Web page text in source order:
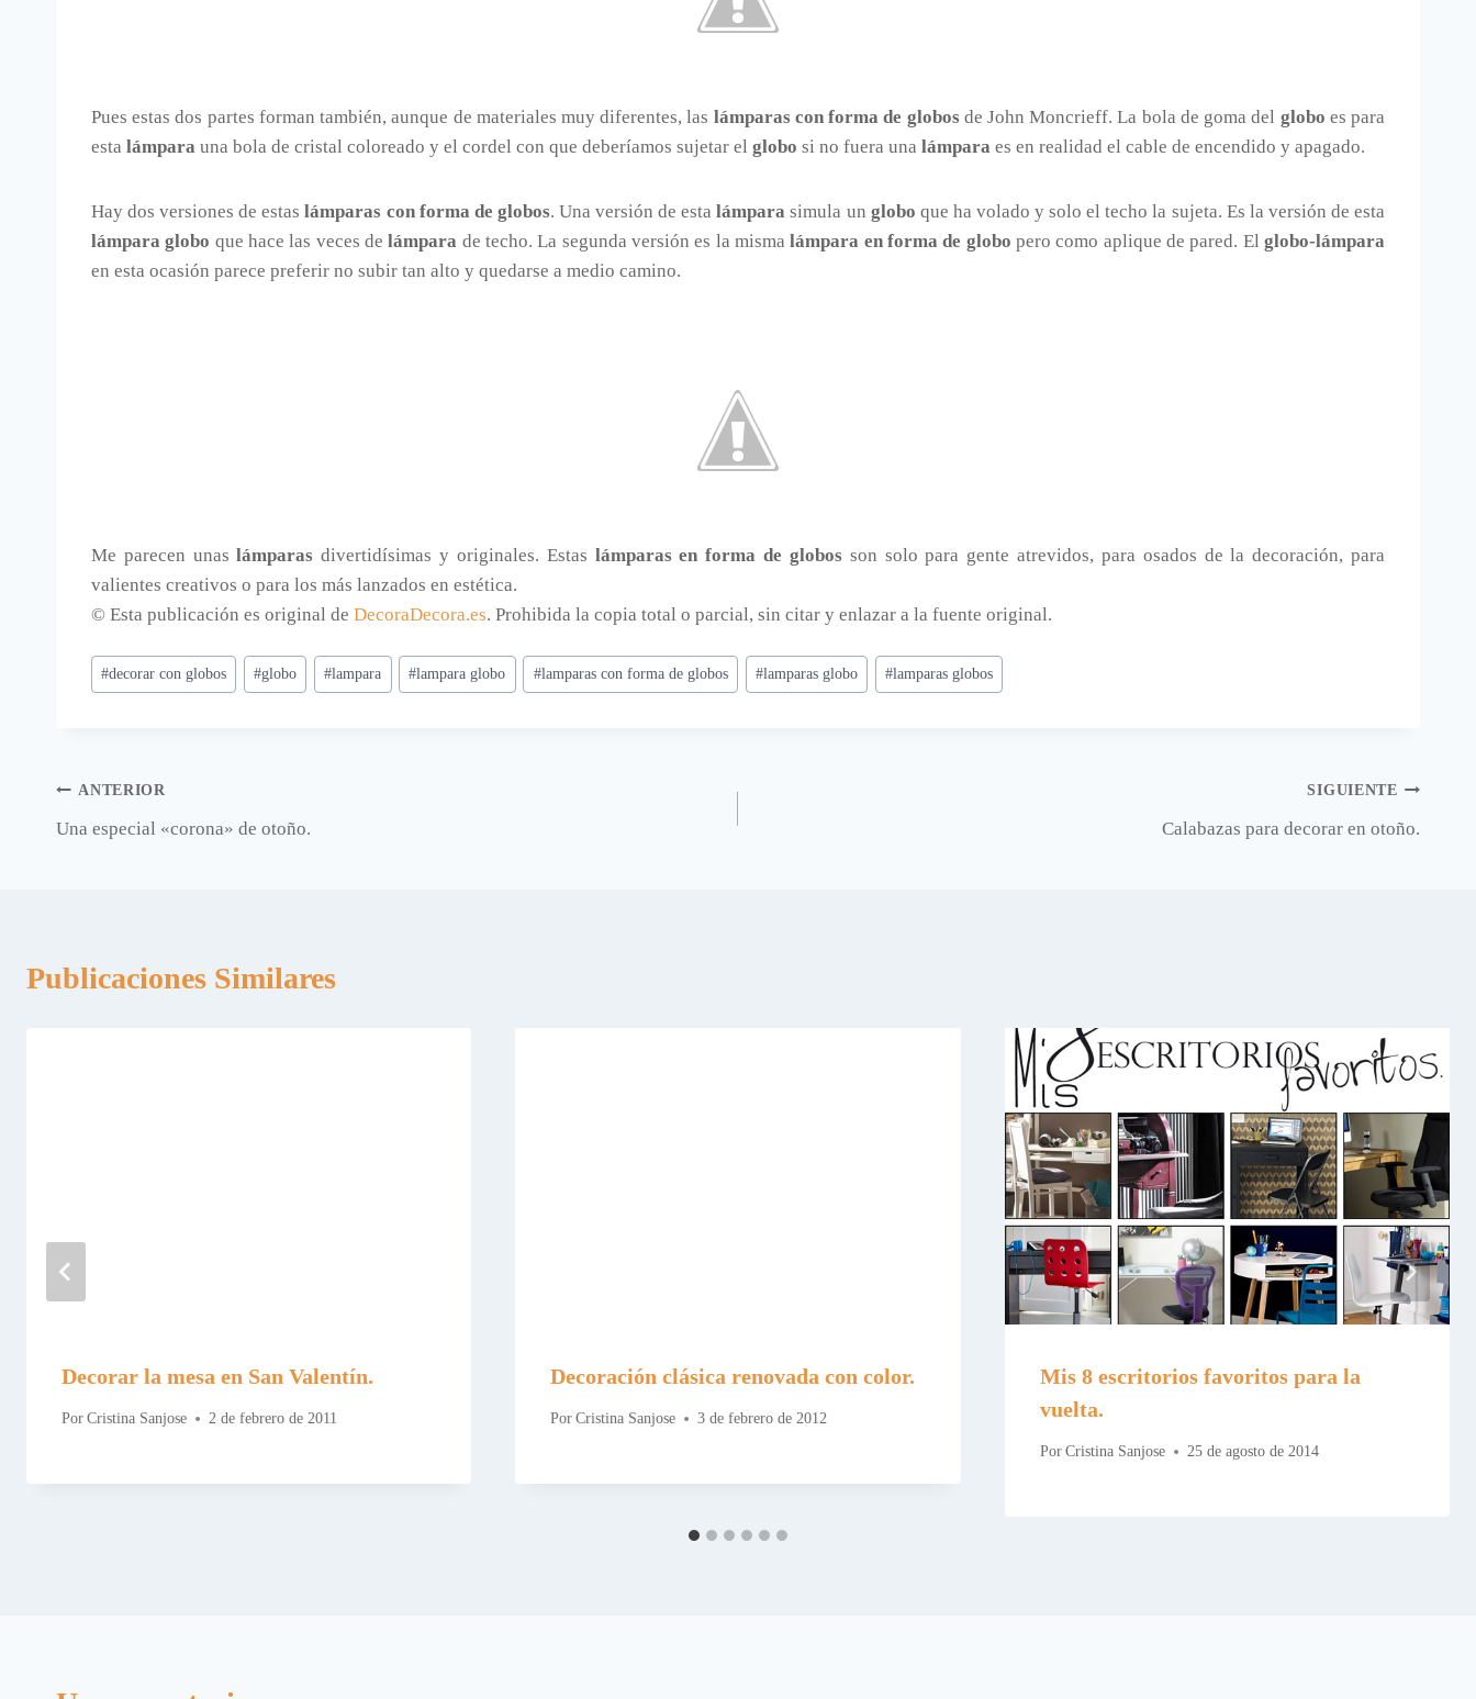
Pues estas dos partes forman también, aunque de materiales muy diferentes, las lámparas con forma de globosde John Moncrieff. La bola de goma del globo es para
esta lámpara una bola de cristal coloreado y el cordel con que deberíamos sujetar el globo si no fuera una lámpara es en realidad el cable de encendido y apagado.
Hay dos versiones de estaslámparas con forma de globos. Una versión de estalámpara simula un globo que ha volado y solo el techo la sujeta. Es la versión de esta
lámpara globo que hace las veces delámpara de techo. La segunda versión es la mismalámpara en forma de globo pero como aplique de pared. Elglobo-lámpara
en esta ocasión parece preferir no subir tan alto y quedarse a medio camino.
Me parecen unaslámparas divertidísimas y originales. Estas lámparas en forma de globosson solo para gente atrevidos, para osados de la decoración, para
valientes creativos o para los más lanzados en estética.
© Esta publicación es original de DecoraDecora.es. Prohibida la copia total o parcial, sin citar y enlazar a la fuente original.
Etiquetas
de
#decorar con globos #globo #lampara #lampara globo #lamparas con forma de globos #lamparas globo #lamparas globos
Navegación
de
ANTERIOR
Una especial «corona» de otoño.
SIGUIENTE
Calabazas para decorar en otoño.
Publicaciones Similares
Decorar la mesa en San Valentín.
Por Cristina Sanjose 2 de febrero de 2011
Decoración clásica renovada con color.
Por Cristina Sanjose 3 de febrero de 2012
Mis 8 escritorios favoritos para la
vuelta.
Por Cristina Sanjose 25 de agosto de 2014